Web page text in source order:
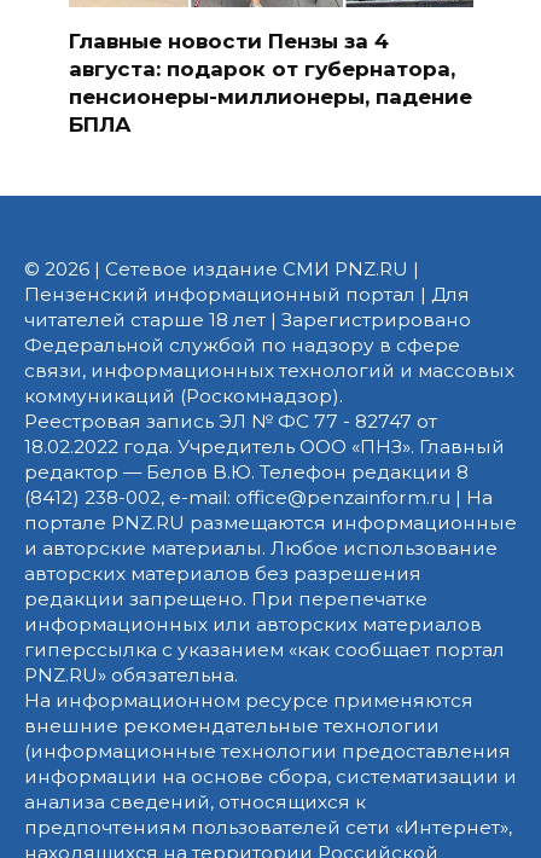
Главные новости Пензы за 4
августа: подарок от губернатора,
пенсионеры-миллионеры, падение
БПЛА
© 2026 | Сетевое издание СМИ PNZ.RU |
Пензенский информационный портал | Для
читателей старше 18 лет | Зарегистрировано
Федеральной службой по надзору в сфере
связи, информационных технологий и массовых
коммуникаций (Роскомнадзор).
Реестровая запись ЭЛ № ФС 77 - 82747 от
18.02.2022 года. Учредитель ООО «ПНЗ». Главный
редактор — Белов В.Ю. Телефон редакции 8
(8412) 238-002, e-mail: office@penzainform.ru | На
портале PNZ.RU размещаются информационные
и авторские материалы. Любое использование
авторских материалов без разрешения
редакции запрещено. При перепечатке
информационных или авторских материалов
гиперссылка с указанием «как сообщает портал
PNZ.RU» обязательна.
На информационном ресурсе применяются
внешние рекомендательные технологии
(информационные технологии предоставления
информации на основе сбора, систематизации и
анализа сведений, относящихся к
предпочтениям пользователей сети «Интернет»,
находящихся на территории Российской